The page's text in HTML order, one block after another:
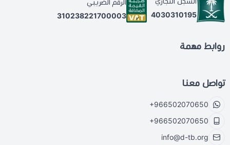
4030310195
الرقم الضريبي
310238221700003
روابط مهمة
تواصل معنا
+966502070650
+966502070650
info@d-tb.org